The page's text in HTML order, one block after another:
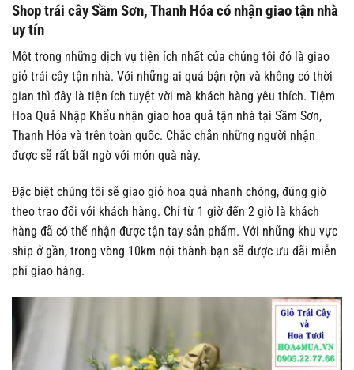
Shop trái cây Sầm Sơn, Thanh Hóa có nhận giao tận nhà
uy tín
Một trong những dịch vụ tiện ích nhất của chúng tôi đó là giao
giỏ trái cây tận nhà. Với những ai quá bận rộn và không có thời
gian thì đây là tiện ích tuyệt vời mà khách hàng yêu thích. Tiệm
Hoa Quả Nhập Khẩu nhận giao hoa quả tận nhà tại Sầm Sơn,
Thanh Hóa và trên toàn quốc. Chắc chắn những người nhận
được sẽ rất bất ngờ với món quà này.
Đặc biệt chúng tôi sẽ giao giỏ hoa quả nhanh chóng, đúng giờ
theo trao đổi với khách hàng. Chỉ từ 1 giờ đến 2 giờ là khách
hàng đã có thể nhận được tận tay sản phẩm. Với những khu vực
ship ở gần, trong vòng 10km nội thành bạn sẽ được ưu đãi miễn
phí giao hàng.